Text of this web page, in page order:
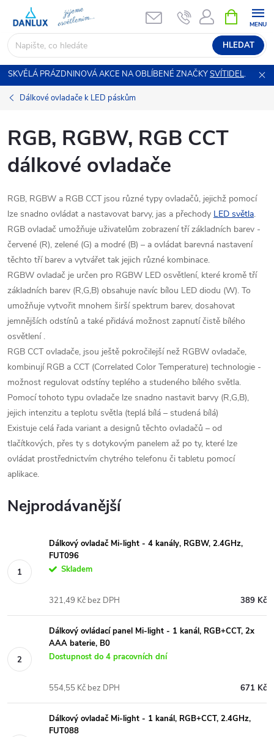
obsah
HLEDAT
NÁKUPNÍ
KOŠÍK
SKVĚLÁ PRÁZDNINOVÁ AKCE NA OBLÍBENÉ ZNAČKYSVÍTIDEL.
Dálkové ovladače k LED páskům
RGB, RGBW, RGB CCT
dálkové ovladače
RGB, RGBW a RGB CCT jsou různé typy ovladačů, jejichž pomocí
lze snadno ovládat a nastavovat barvy, jas a přechody LED světla.
RGB ovladač umožňuje uživatelům zobrazení tří základních barev -
červené (R), zelené (G) a modré (B) – a ovládat barevná nastavení
těchto tří barev a vytvářet tak jejich různé kombinace.
RGBW ovladač je určen pro RGBW LED osvětlení, které kromě tří
základních barev (R,G,B) obsahuje navíc bílou LED diodu (W). To
umožňuje vytvořit mnohem širší spektrum barev, dosahovat
jemnějších odstínů a také přidává možnost zapnutí čistě bílého
osvětlení .
RGB CCT ovladače, jsou ještě pokročilejší než RGBW ovladače,
kombinují RGB a CCT (Correlated Color Temperature) technologie -
možnost regulovat odstíny teplého a studeného bílého světla.
Pomocí tohoto typu ovladače lze snadno nastavit barvy (R,G,B),
jejich intenzitu a teplotu světla (teplá bílá – studená bílá)
Existuje celá řada variant a designů těchto ovladačů – od
tlačítkových, přes ty s dotykovým panelem až po ty, které lze
ovládat prostřednictvím chytrého telefonu či tabletu pomocí
aplikace.
Nejprodávanější
Dálkový ovladač Mi-light - 4 kanály, RGBW, 2.4GHz,
FUT096
Skladem
389 Kč
321,49 Kč bez DPH
Dálkový ovládací panel Mi-light - 1 kanál, RGB+CCT, 2x
AAA baterie, B0
Dostupnost do 4 pracovních dní
671 Kč
554,55 Kč bez DPH
Dálkový ovladač Mi-light - 1 kanál, RGB+CCT, 2.4GHz,
FUT088